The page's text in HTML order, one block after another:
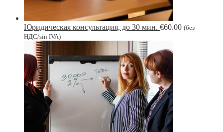
Юридическая консультация, до 30 мин. €60.00 (без
НДС/sin IVA)